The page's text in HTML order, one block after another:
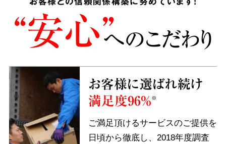
“安心”へのこだわり
お客様に選ばれ続け
満足度96% ※
ご満足頂けるサービスのご提供を
日頃から徹底し、2018年度調査